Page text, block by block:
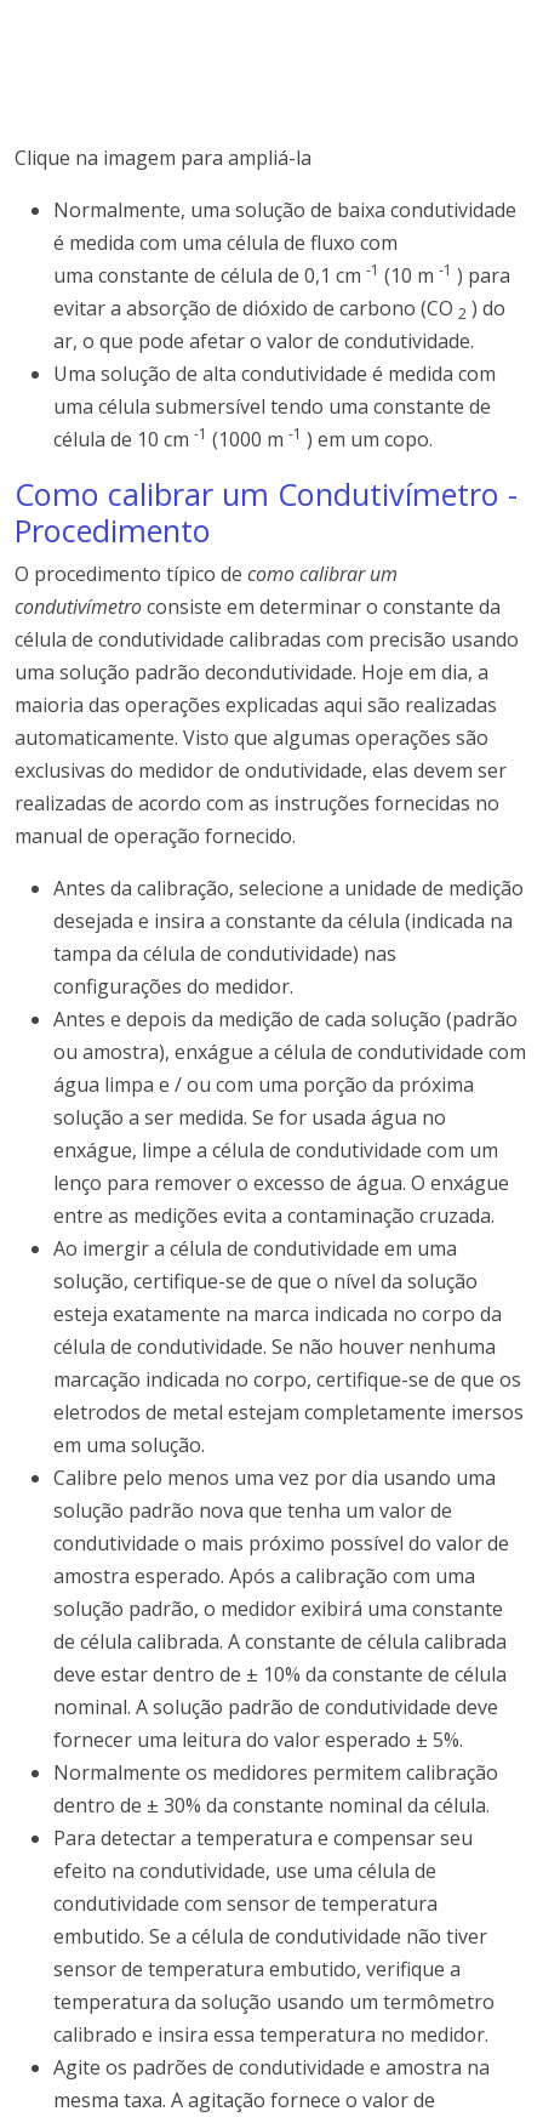
Clique na imagem para ampliá-la
Normalmente, uma solução de baixa condutividade
é medida com uma célula de fluxo com
uma constante de célula de 0,1 cm -1 (10 m -1 ) para
evitar a absorção de dióxido de carbono (CO 2 ) do
ar, o que pode afetar o valor de condutividade.
Uma solução de alta condutividade é medida com
uma célula submersível tendo uma constante de
célula de 10 cm -1 (1000 m -1 ) em um copo.
Como calibrar um Condutivímetro -
Procedimento
O procedimento típico de como calibrar um
condutivímetroconsiste em determinaro constante da
célula de condutividade calibradas com precisão usando
uma solução padrão decondutividade. Hoje em dia, a
maioria das operações explicadas aqui são realizadas
automaticamente. Visto que algumas operações são
exclusivas do medidor de ondutividade, elas devem ser
realizadas de acordo com as instruções fornecidas no
manual de operação fornecido.
Antes da calibração, selecione a unidade de medição
desejada e insira a constante da célula (indicada na
tampa da célula de condutividade) nas
configurações do medidor.
Antes e depois da medição de cada solução (padrão
ou amostra), enxágue a célula de condutividade com
água limpa e / ou com uma porção da próxima
solução a ser medida. Se for usada água no
enxágue, limpe a célula de condutividade com um
lenço para remover o excesso de água. O enxágue
entre as medições evita a contaminação cruzada.
Ao imergir a célula de condutividade em uma
solução, certifique-se de que o nível da solução
esteja exatamente na marca indicada no corpo da
célula de condutividade. Se não houver nenhuma
marcação indicada no corpo, certifique-se de que os
eletrodos de metal estejam completamente imersos
em uma solução.
Calibre pelo menos uma vez por dia usando uma
solução padrão nova que tenha um valor de
condutividade o mais próximo possível do valor de
amostra esperado. Após a calibração com uma
solução padrão, o medidor exibirá uma constante
de célula calibrada. A constante de célula calibrada
deve estar dentro de ± 10% da constante de célula
nominal. A solução padrão de condutividade deve
fornecer uma leitura do valor esperado ± 5%.
Normalmente os medidores permitem calibração
dentro de ± 30% da constante nominal da célula.
Para detectar a temperatura e compensar seu
efeito na condutividade, use uma célula de
condutividade com sensor de temperatura
embutido. Se a célula de condutividade não tiver
sensor de temperatura embutido, verifique a
temperatura da solução usando um termômetro
calibrado e insira essa temperatura no medidor.
Agite os padrões de condutividade e amostra na
mesma taxa. A agitação fornece o valor de